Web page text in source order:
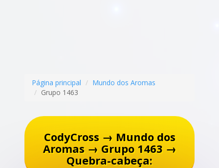
Página principal
Mundo dos Aromas
Grupo 1463
CodyCross → Mundo dos
Aromas → Grupo 1463 →
Quebra-cabeça: